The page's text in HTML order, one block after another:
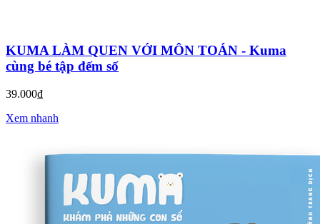
KUMA LÀM QUEN VỚI MÔN TOÁN - Kuma
cùng bé tập đếm số
39.000₫
Xem nhanh